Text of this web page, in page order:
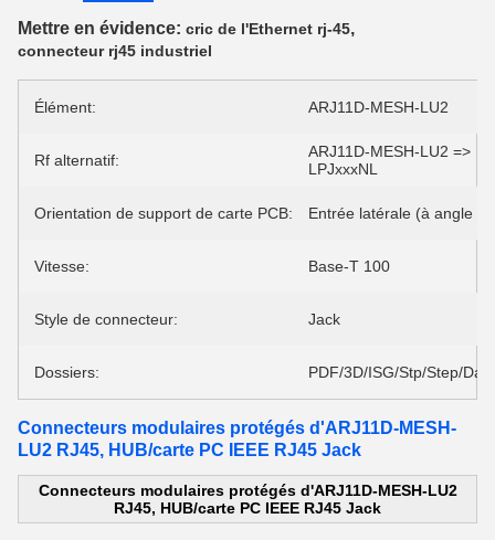
Mettre en évidence: cric de l'Ethernet rj-45,
connecteur rj45 industriel
Élément: ARJ11D-MESH-LU2
Rf alternatif:
ARJ11D-MESH-LU2 =>
LPJxxxNL
Orientation de support de carte PCB: Entrée latérale (à angle
Vitesse: Base-T 100
Style de connecteur: Jack
Dossiers: PDF/3D/ISG/Stp/Step/
Connecteurs modulaires protégés d'ARJ11D-MESH-
LU2 RJ45, HUB/carte PC IEEE RJ45 Jack
Connecteurs modulaires protégés d'ARJ11D-MESH-LU2
RJ45, HUB/carte PC IEEE RJ45 Jack